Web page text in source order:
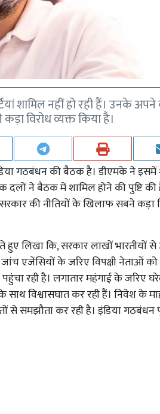
शामिल नहीं हो रही हैं। उनके
विरोध व्यक्त किया है।
गठबंधन की बैठक है। डीएमके ने इसमें
दलों ने बैठक में शामिल होने की पुष्टि
की नीतियों के खिलाफ सबने कड़ा
लिखा कि, सरकार लाखों भारतीयों
एजेंसियों के जरिए विपक्षी नेताओं को
पहुंचा रही है। लगातार महंगाई के जरिए
विश्वासघात कर रही हैं। निवेश के
से समझौता कर रही है। इंडिया गठबंधन